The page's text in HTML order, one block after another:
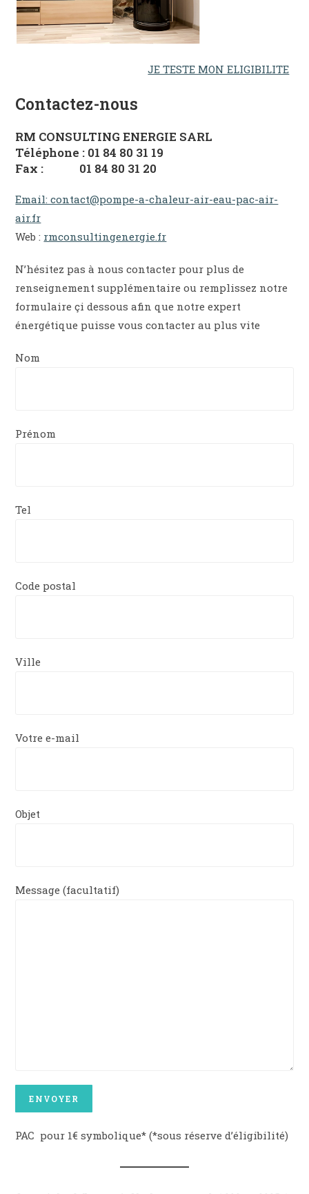
JE TESTE MON ELIGIBILITE
Contactez-nous
RM CONSULTING ENERGIE SARL
Téléphone : 01 84 80 31 19
Fax : 01 84 80 31 20
Email: contact@pompe-a-chaleur-air-eau-pac-air-
air.fr
Web : rmconsultingenergie.fr
N’hésitez pas à nous contacter pour plus de
renseignement supplémentaire ou remplissez notre
formulaire çi dessous afin que notre expert
énergétique puisse vous contacter au plus vite
Nom
Prénom
Tel
Code postal
Ville
Votre e-mail
Objet
Message (facultatif)
PAC pour 1€ symbolique* (*sous réserve d’éligibilité)